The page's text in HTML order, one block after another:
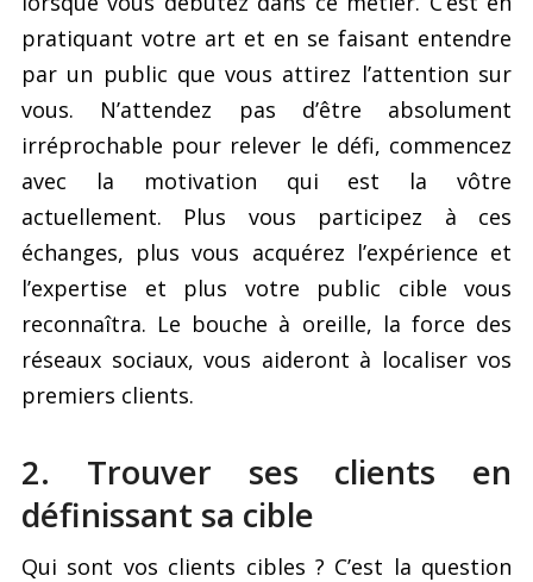
pratiquant votre art et en se faisant entendre
par un public que vous attirez l’attention sur
vous. N’attendez pas d’être absolument
irréprochable pour relever le défi, commencez
avec la motivation qui est la vôtre
actuellement. Plus vous participez à ces
échanges, plus vous acquérez l’expérience et
l’expertise et plus votre public cible vous
reconnaîtra. Le bouche à oreille, la force des
réseaux sociaux, vous aideront à localiser vos
premiers clients.
2. Trouver ses clients en
définissant sa cible
Qui sont vos clients cibles ? C’est la question